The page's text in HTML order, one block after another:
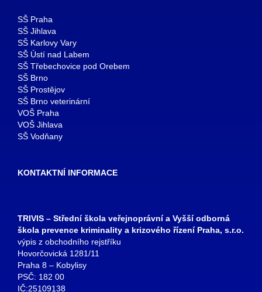
SŠ Praha
SŠ Jihlava
SŠ Karlovy Vary
SŠ Ústí nad Labem
SŠ Třebechovice pod Orebem
SŠ Brno
SŠ Prostějov
SŠ Brno veterinární
VOŠ Praha
VOŠ Jihlava
SŠ Vodňany
KONTAKTNÍ INFORMACE
TRIVIS – Střední škola veřejnoprávní a Vyšší odborná
škola prevence kriminality a krizového řízení Praha, s.r.o.
výpis z obchodního rejstříku
Hovorčovická 1281/11
Praha 8 – Kobylisy
PSČ: 182 00
IČ:25109138